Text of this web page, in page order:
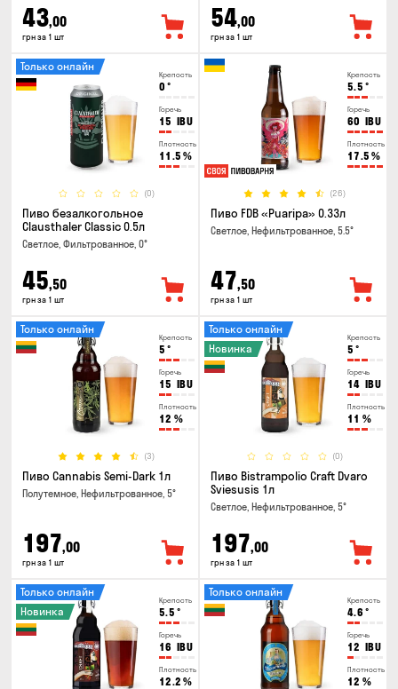
43,00
грн за 1 шт
54,00
грн за 1 шт
Крепость
0 °
Горечь
15 IBU
Плотность
11.5 %
(0)
Только онлайн
Пиво безалкогольное
Clausthaler Classic 0.5л
Светлое, Фильтрованное, 0°
45,50
грн за 1 шт
Крепость
5.5 °
Горечь
60 IBU
Плотность
17.5 %
(26)
Пиво FDB «Puaripa» 0.33л
Светлое, Нефильтрованное, 5.5°
47,50
грн за 1 шт
Крепость
5 °
Горечь
15 IBU
Плотность
12 %
(3)
Только онлайн
Пиво Cannabis Semi-Dark 1л
Полутемное, Нефильтрованное, 5°
197,00
грн за 1 шт
Крепость
5 °
Горечь
14 IBU
Плотность
11 %
(0)
Только онлайн
Новинка
Пиво Bistrampolio Craft Dvaro
Sviesusis 1л
Светлое, Нефильтрованное, 5°
197,00
грн за 1 шт
Крепость
5.5 °
Горечь
16 IBU
Плотность
12.2 %
Только онлайн
Новинка
Крепость
4.6 °
Горечь
12 IBU
Плотность
12 %
Только онлайн